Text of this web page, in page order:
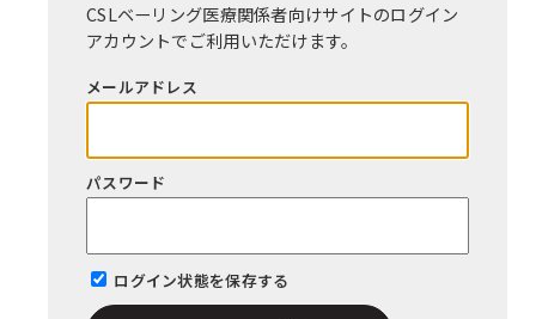
CSLベーリング医療関係者向けサイトのログイン
アカウントでご利⽤いただけます。
メールアドレス
パスワード
ログイン状態を保存する